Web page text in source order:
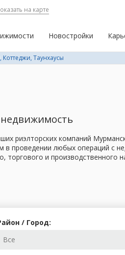
на карте
Новостройки
Таунхаусы
риэлторских компаний
проведении любых операций с
и производственного
/ Город: